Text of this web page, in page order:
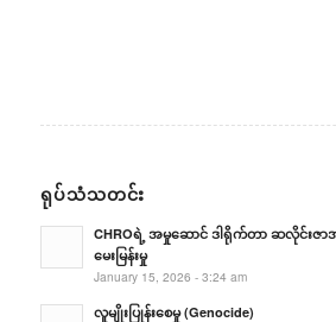
ရုပ်သံသတင်း
CHROရဲ့ အမှုဆောင် ဒါရိုက်တာ ဆလိုင်
မေးမြန်းမှု
January 15, 2026 - 3:24 am
လူမျိုးပြုန်းစေမှု (Genocide)